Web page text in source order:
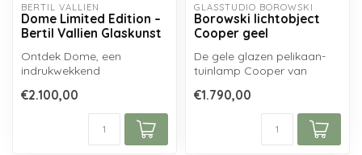
BERTIL VALLIEN
Dome Limited Edition –
Bertil Vallien Glaskunst
Ontdek Dome, een
indrukwekkend
Vallien voor Kosta Boda....
€2.100,00
GLASSTUDIO BOROWSKI
Borowski lichtobject
Cooper geel
De gele glazen pelikaan-
tuinlamp Cooper van
graag een...
€1.790,00